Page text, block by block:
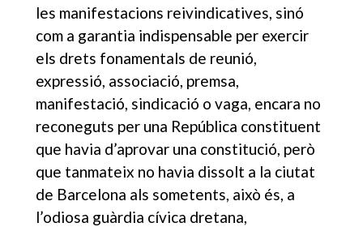
les manifestacions reivindicatives, sinó
com a garantia indispensable per exercir
els drets fonamentals de reunió,
expressió, associació, premsa,
manifestació, sindicació o vaga, encara no
reconeguts per una República constituent
que havia d’aprovar una constitució, però
que tanmateix no havia dissolt a la ciutat
de Barcelona als sometents, això és, a
l’odiosa guàrdia cívica dretana,